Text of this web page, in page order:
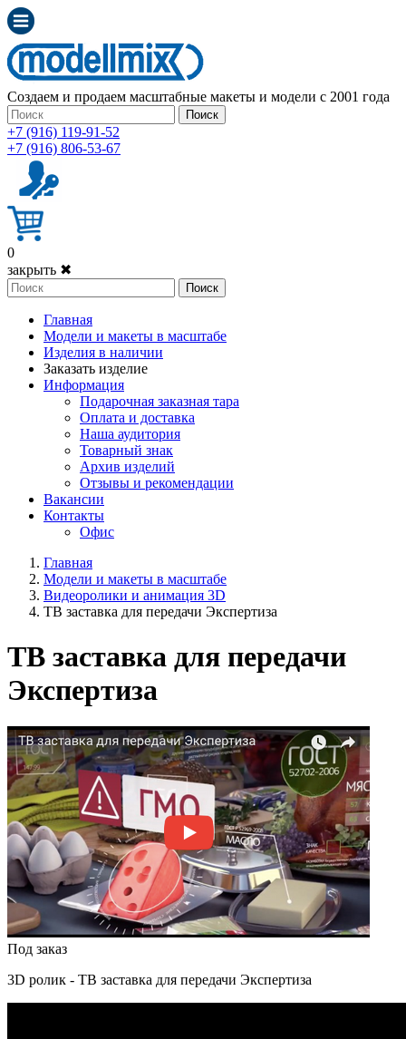
Создаем и продаем масштабные макеты и модели с 2001 года
Поиск
+7 (916) 119-91-52
+7 (916) 806-53-67
0
закрыть ✖
Поиск
Главная
Модели и макеты в масштабе
Изделия в наличии
Заказать изделие
Информация
Подарочная заказная тара
Оплата и доставка
Наша аудитория
Товарный знак
Архив изделий
Отзывы и рекомендации
Вакансии
Контакты
Офис
Главная
Модели и макеты в масштабе
Видеоролики и анимация 3D
ТВ заставка для передачи Экспертиза
ТВ заставка для передачи
Экспертиза
Под заказ
3D ролик - ТВ заставка для передачи Экспертиза